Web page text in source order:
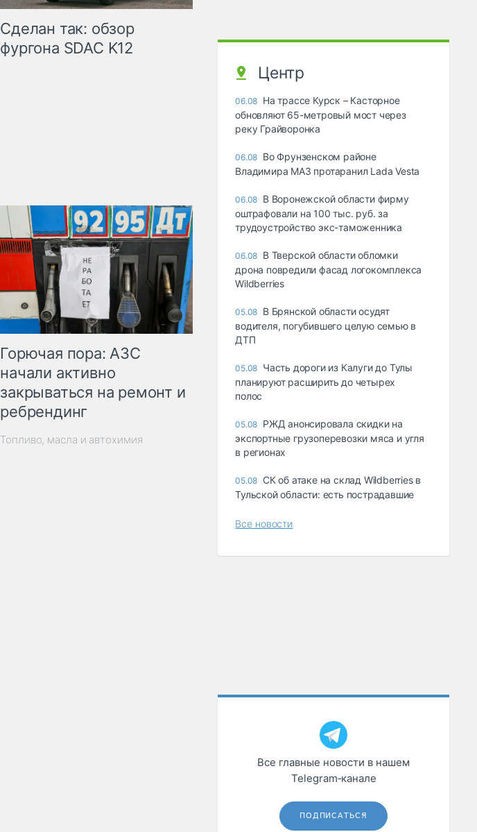
Сделан так: обзор
фургона SDAC K12
Горючая пора: АЗС
начали активно
закрываться на ремонт и
ребрендинг
Топливо, масла и автохимия
Центр
06.08 На трассе Курск – Касторное
обновляют 65-метровый мост через
реку Грайворонка
06.08 Во Фрунзенском районе
Владимира МАЗ протаранил Lada Vesta
06.08 В Воронежской области фирму
оштрафовали на 100 тыс. руб. за
трудоустройство экс-таможенника
06.08 В Тверской области обломки
дрона повредили фасад логокомплекса
Wildberries
05.08 В Брянской области осудят
водителя, погубившего целую семью в
ДТП
05.08 Часть дороги из Калуги до Тулы
планируют расширить до четырех
полос
05.08 РЖД анонсировала скидки на
экспортные грузоперевозки мяса и угля
в регионах
05.08 СК об атаке на склад Wildberries в
Тульской области: есть пострадавшие
Все новости
Все главные новости в нашем
Telegram‑канале
ПОДПИСАТЬСЯ